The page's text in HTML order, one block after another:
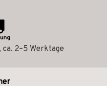
2–5 Werktage